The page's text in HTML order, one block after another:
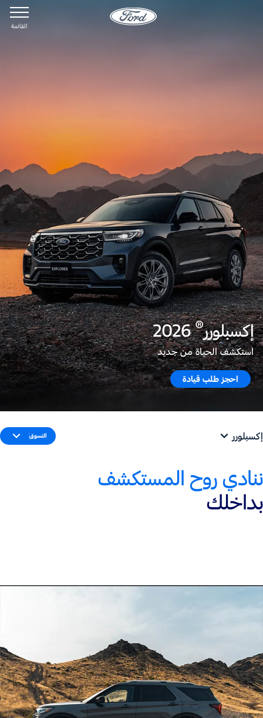
القائمة
إكسبلورر®
2026
استكشف الحياة من جديد
احجز طلب قيادة
إكسبلورر التسوق
ننادي روح المستكشف
بداخلك